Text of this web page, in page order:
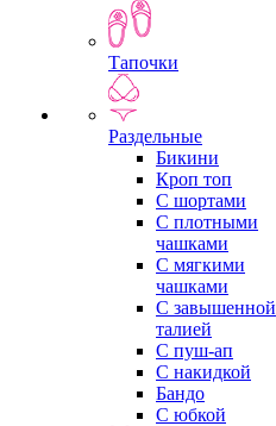
Тапочки
Раздельные
Бикини
Кроп топ
С шортами
С плотными
чашками
С мягкими
чашками
С завышенной
талией
С пуш-ап
С накидкой
Бандо
С юбкой